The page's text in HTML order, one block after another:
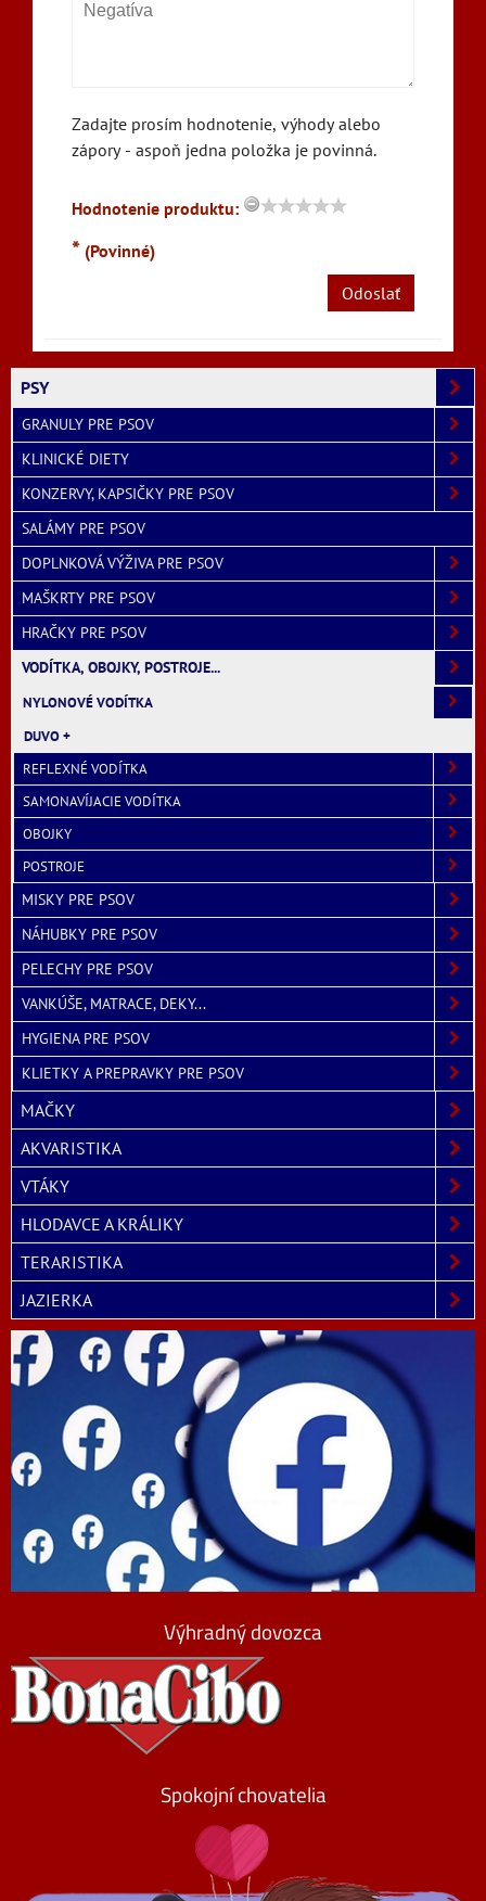
Zadajte prosím hodnotenie, výhody alebo
zápory - aspoň jedna položka je povinná.
Hodnotenie produktu:
* (Povinné)
Odoslať
PSY
GRANULY PRE PSOV
KLINICKÉ DIETY
KONZERVY, KAPSIČKY PRE PSOV
SALÁMY PRE PSOV
DOPLNKOVÁ VÝŽIVA PRE PSOV
MAŠKRTY PRE PSOV
HRAČKY PRE PSOV
VODÍTKA, OBOJKY, POSTROJE...
NYLONOVÉ VODÍTKA
DUVO +
REFLEXNÉ VODÍTKA
SAMONAVÍJACIE VODÍTKA
OBOJKY
POSTROJE
MISKY PRE PSOV
NÁHUBKY PRE PSOV
PELECHY PRE PSOV
VANKÚŠE, MATRACE, DEKY...
HYGIENA PRE PSOV
KLIETKY A PREPRAVKY PRE PSOV
MAČKY
AKVARISTIKA
VTÁKY
HLODAVCE A KRÁLIKY
TERARISTIKA
JAZIERKA
Výhradný dovozca
Spokojní chovatelia